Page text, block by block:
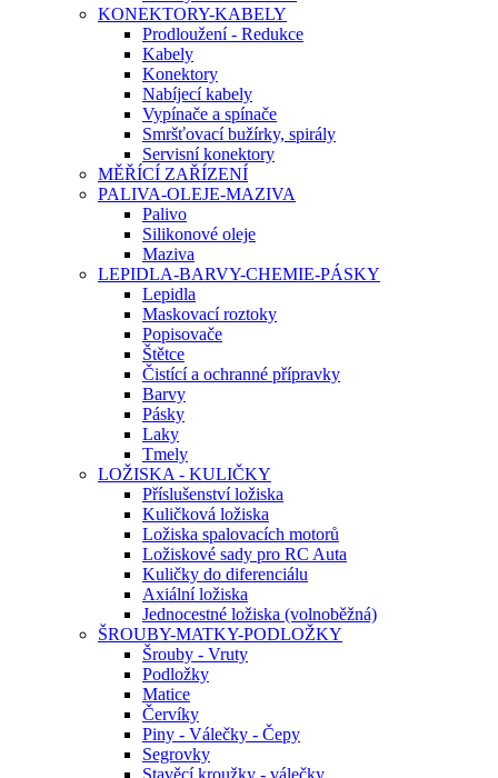
KONEKTORY-KABELY
Prodloužení - Redukce
Kabely
Konektory
Nabíjecí kabely
Vypínače a spínače
Smršťovací bužírky, spirály
Servisní konektory
MĚŘÍCÍ ZAŘÍZENÍ
PALIVA-OLEJE-MAZIVA
Palivo
Silikonové oleje
Maziva
LEPIDLA-BARVY-CHEMIE-PÁSKY
Lepidla
Maskovací roztoky
Popisovače
Štětce
Čistící a ochranné přípravky
Barvy
Pásky
Laky
Tmely
LOŽISKA - KULIČKY
Příslušenství ložiska
Kuličková ložiska
Ložiska spalovacích motorů
Ložiskové sady pro RC Auta
Kuličky do diferenciálu
Axiální ložiska
Jednocestné ložiska (volnoběžná)
ŠROUBY-MATKY-PODLOŽKY
Šrouby - Vruty
Podložky
Matice
Červíky
Piny - Válečky - Čepy
Segrovky
Stavěcí kroužky - válečky